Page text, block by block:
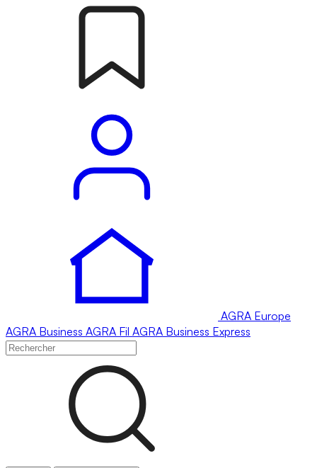
AGRA Europe
AGRA Business AGRA Fil AGRA Business Express